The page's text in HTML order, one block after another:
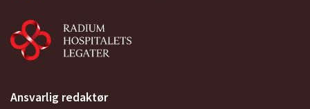
Ansvarlig redaktør